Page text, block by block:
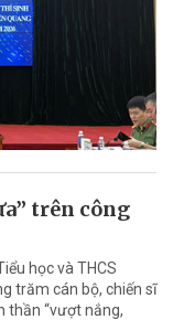
trên công
học và THCS
trăm cán bộ, chiến sĩ
thần “vượt nắng,